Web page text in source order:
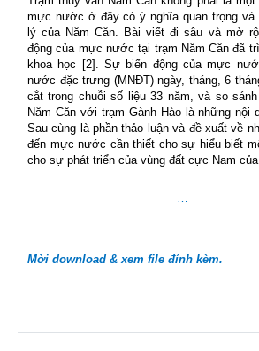
mực nước ở đây có ý nghĩa quan trọng
lý của Năm Căn. Bài viết đi sâu và mở
động của mực nước tại trạm Năm Căn đã
khoa học [2]. Sự biến động của mực
nước đặc trưng (MNĐT) ngày, tháng, 6
cắt trong chuỗi số liệu 33 năm, và so
Năm Căn với trạm Gành Hào là những nội
Sau cùng là phần thảo luận và đề xuất về
đến mực nước cần thiết cho sự hiểu biết
cho sự phát triển của vùng đất cực Nam
Mời download & xem file đính kèm.